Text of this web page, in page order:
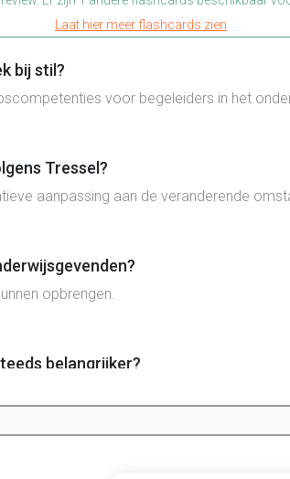
Laat hier meer flashcards zien
bij stil?
voor begeleiders in het
Tressel?
aanpassing aan de veranderende
opbrengen.
belangrijker?
mogelijk maken om blijvend antwoord te